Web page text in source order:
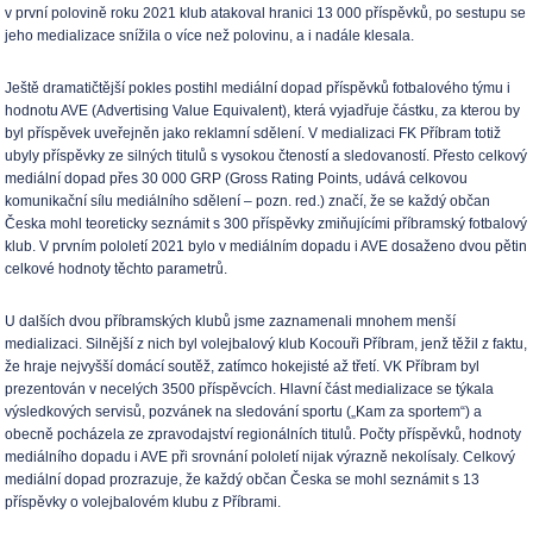
v první polovině roku 2021 klub atakoval hranici 13 000 příspěvků, po sestupu se
jeho medializace snížila o více než polovinu, a i nadále klesala.
Ještě dramatičtější pokles postihl mediální dopad příspěvků fotbalového týmu i
hodnotu AVE (Advertising Value Equivalent), která vyjadřuje částku, za kterou by
byl příspěvek uveřejněn jako reklamní sdělení. V medializaci FK Příbram totiž
ubyly příspěvky ze silných titulů s vysokou čteností a sledovaností. Přesto celkový
mediální dopad přes 30 000 GRP (Gross Rating Points, udává celkovou
komunikační sílu mediálního sdělení – pozn. red.) značí, že se každý občan
Česka mohl teoreticky seznámit s 300 příspěvky zmiňujícími příbramský fotbalový
klub. V prvním pololetí 2021 bylo v mediálním dopadu i AVE dosaženo dvou pětin
celkové hodnoty těchto parametrů.
U dalších dvou příbramských klubů jsme zaznamenali mnohem menší
medializaci. Silnější z nich byl volejbalový klub Kocouři Příbram, jenž těžil z faktu,
že hraje nejvyšší domácí soutěž, zatímco hokejisté až třetí. VK Příbram byl
prezentován v necelých 3500 příspěvcích. Hlavní část medializace se týkala
výsledkových servisů, pozvánek na sledování sportu („Kam za sportem“) a
obecně pocházela ze zpravodajství regionálních titulů. Počty příspěvků, hodnoty
mediálního dopadu i AVE při srovnání pololetí nijak výrazně nekolísaly. Celkový
mediální dopad prozrazuje, že každý občan Česka se mohl seznámit s 13
příspěvky o volejbalovém klubu z Příbrami.